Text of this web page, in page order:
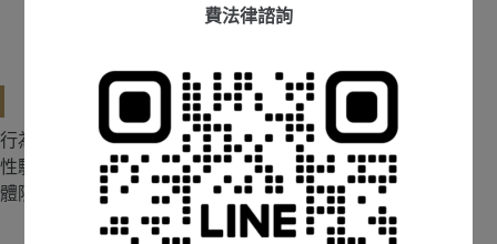
行為人不明或非上述情形：向事件發生地之
行為人的法律責任
行為人經調查屬實後，將面臨行政罰鍰、民事求償，若
性騷擾之態樣為突襲觸摸被害人的臀部、胸部或其他身
體隱私處，行為人甚至有可能遭受刑事訴追：
行政罰鍰：一般性騷擾處1萬至10萬元罰鍰；權勢
費法律諮詢